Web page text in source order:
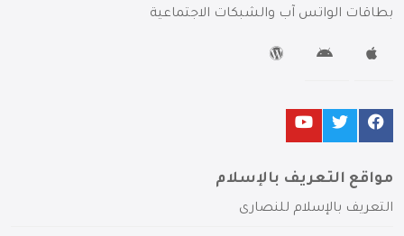
بطاقات الواتس آب والشبكات الاجتماعية
مواقع التعريف بالإسلام
التعريف بالإسلام للنصارى